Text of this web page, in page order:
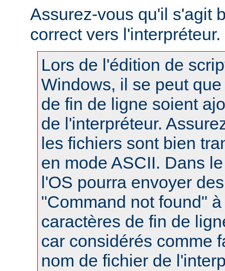
Assurez-vous qu'il s'agit
correct vers l'interpréteur.
Lors de l'édition de
Windows, il se peut
de fin de ligne soient
de l'interpréteur.
les fichiers sont bien
en mode ASCII. Dans
l'OS pourra envoyer
"Command not found"
caractères de fin de
car considérés comme
nom de fichier de